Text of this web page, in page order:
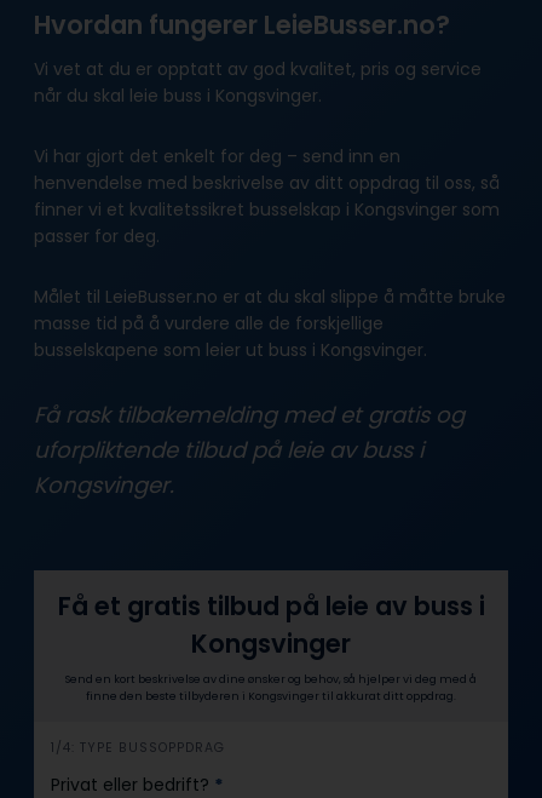
Hvordan fungerer LeieBusser.no?
Vi vet at du er opptatt av god kvalitet, pris og service
når du skal leie buss i Kongsvinger.
Vi har gjort det enkelt for deg – send inn en
henvendelse med beskrivelse av ditt oppdrag til oss, så
finner vi et kvalitetssikret busselskap i Kongsvinger som
passer for deg.
Målet til LeieBusser.no er at du skal slippe å måtte bruke
masse tid på å vurdere alle de forskjellige
busselskapene som leier ut buss i Kongsvinger.
Få rask tilbakemelding med et gratis og
uforpliktende tilbud på leie av buss i
Kongsvinger.
Få et gratis tilbud på leie av buss i
Kongsvinger
Send en kort beskrivelse av dine ønsker og behov, så hjelper vi deg med å
finne den beste tilbyderen i Kongsvinger til akkurat ditt oppdrag.
i
n
1/4: TYPE BUSSOPPDRAG
Privat eller bedrift? *